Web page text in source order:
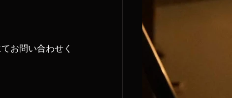
お問い合わせく